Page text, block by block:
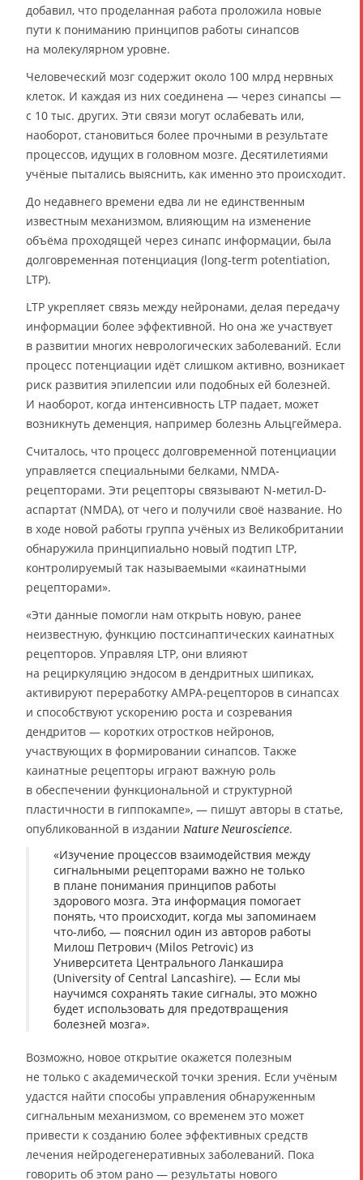
добавил, что проделанная работа проложила новые
пути к пониманию принципов работы синапсов
на молекулярном уровне.
Человеческий мозг содержит около 100 млрд нервных
клеток. И каждая из них соединена — через синапсы —
с 10 тыс. других. Эти связи могут ослабевать или,
наоборот, становиться более прочными в результате
процессов, идущих в головном мозге. Десятилетиями
учёные пытались выяснить, как именно это происходит.
До недавнего времени едва ли не единственным
известным механизмом, влияющим на изменение
объёма проходящей через синапс информации, была
долговременная потенциация (long-term potentiation,
LTP).
LTP укрепляет связь между нейронами, делая передачу
информации более эффективной. Но она же участвует
в развитии многих неврологических заболеваний. Если
процесс потенциации идёт слишком активно, возникает
риск развития эпилепсии или подобных ей болезней.
И наоборот, когда интенсивность LTP падает, может
возникнуть деменция, например болезнь Альцгеймера.
Считалось, что процесс долговременной потенциации
управляется специальными белками, NMDA-
рецепторами. Эти рецепторы связывают N-метил-D-
аспартат (NMDA), от чего и получили своё название. Но
в ходе новой работы группа учёных из Великобритании
обнаружила принципиально новый подтип LTP,
контролируемый так называемыми «каинатными
рецепторами».
«Эти данные помогли нам открыть новую, ранее
неизвестную, функцию постсинаптических каинатных
рецепторов. Управляя LTP, они влияют
на рециркуляцию эндосом в дендритных шипиках,
активируют переработку AMPA-рецепторов в синапсах
и способствуют ускорению роста и созревания
дендритов — коротких отростков нейронов,
участвующих в формировании синапсов. Также
каинатные рецепторы играют важную роль
в обеспечении функциональной и структурной
пластичности в гиппокампе», — пишут авторы в статье,
опубликованной в издании Nature Neuroscience.
«Изучение процессов взаимодействия между
сигнальными рецепторами важно не только
в плане понимания принципов работы
здорового мозга. Эта информация помогает
понять, что происходит, когда мы запоминаем
что-либо, — пояснил один из авторов работы
Милош Петрович (Milos Petrovic) из
Университета Центрального Ланкашира
(University of Central Lancashire). — Если мы
научимся сохранять такие сигналы, это можно
будет использовать для предотвращения
болезней мозга».
Возможно, новое открытие окажется полезным
не только с академической точки зрения. Если учёным
удастся найти способы управления обнаруженным
сигнальным механизмом, со временем это может
привести к созданию более эффективных средств
лечения нейродегенеративных заболеваний. Пока
говорить об этом рано — результаты нового